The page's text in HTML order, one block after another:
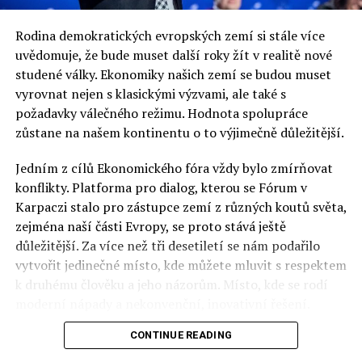
Rodina demokratických evropských zemí si stále více
uvědomuje, že bude muset další roky žít v realitě nové
studené války. Ekonomiky našich zemí se budou muset
vyrovnat nejen s klasickými výzvami, ale také s
požadavky válečného režimu. Hodnota spolupráce
zůstane na našem kontinentu o to výjimečně důležitější.
Jedním z cílů Ekonomického fóra vždy bylo zmírňovat
konflikty. Platforma pro dialog, kterou se Fórum v
Karpaczi stalo pro zástupce zemí z různých koutů světa,
zejména naší části Evropy, se proto stává ještě
důležitější. Za více než tři desetiletí se nám podařilo
vytvořit jedinečné místo, kde můžete mluvit s respektem
k druhému člověku a jeho názorům. Místo, kde se rodí
Polsko musí mít instituce, jejichž horizont činnosti je
CONTINUE READING